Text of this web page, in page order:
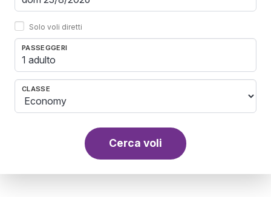
Solo voli diretti
PASSEGGERI
1 adulto
CLASSE
Cerca voli